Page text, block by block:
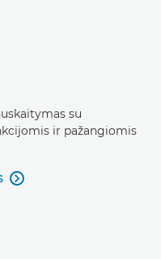
su
ir pažangiomis
